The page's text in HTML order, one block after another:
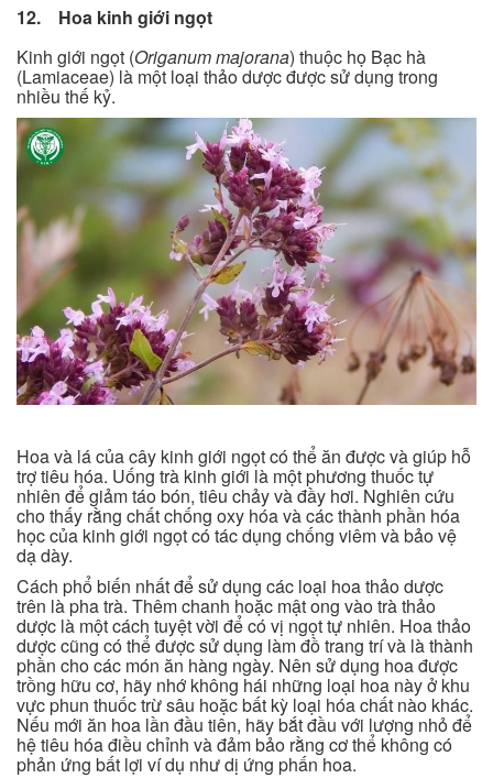
12. Hoa kinh giới ngọt
Kinh giới ngọt (Origanum majorana) thuộc họ Bạc hà
(Lamiaceae) là một loại thảo dược được sử dụng trong
nhiều thế kỷ.
Hoa và lá của cây kinh giới ngọt có thể ăn được và giúp hỗ
trợ tiêu hóa. Uống trà kinh giới là một phương thuốc tự
nhiên để giảm táo bón, tiêu chảy và đầy hơi. Nghiên cứu
cho thấy rằng chất chống oxy hóa và các thành phần hóa
học của kinh giới ngọt có tác dụng chống viêm và bảo vệ
dạ dày.
Cách phổ biến nhất để sử dụng các loại hoa thảo dược
trên là pha trà. Thêm chanh hoặc mật ong vào trà thảo
dược là một cách tuyệt vời để có vị ngọt tự nhiên. Hoa thảo
dược cũng có thể được sử dụng làm đồ trang trí và là thành
phần cho các món ăn hàng ngày. Nên sử dụng hoa được
trồng hữu cơ, hãy nhớ không hái những loại hoa này ở khu
vực phun thuốc trừ sâu hoặc bất kỳ loại hóa chất nào khác.
Nếu mới ăn hoa lần đầu tiên, hãy bắt đầu với lượng nhỏ để
hệ tiêu hóa điều chỉnh và đảm bảo rằng cơ thể không có
phản ứng bất lợi ví dụ như dị ứng phấn hoa.